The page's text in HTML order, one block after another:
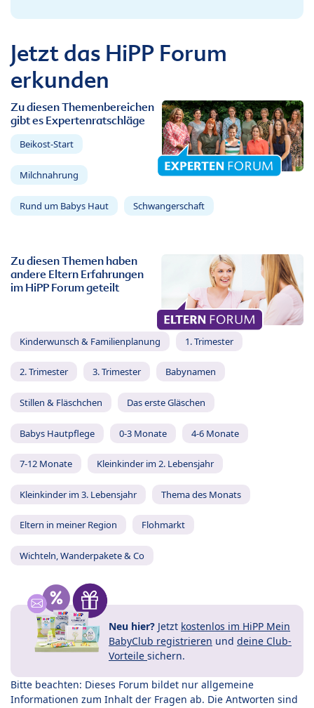
Jetzt das HiPP Forum
erkunden
Zu diesen Themenbereichen
gibt es Expertenratschläge
Beikost-Start
Milchnahrung
Rund um Babys Haut Schwangerschaft
Zu diesen Themen haben
andere Eltern Erfahrungen
im HiPP Forum geteilt
Kinderwunsch & Familienplanung 1. Trimester
2. Trimester 3. Trimester Babynamen
Stillen & Fläschchen Das erste Gläschen
Babys Hautpflege 0-3 Monate 4-6 Monate
7-12 Monate Kleinkinder im 2. Lebensjahr
Kleinkinder im 3. Lebensjahr Thema des Monats
Eltern in meiner Region Flohmarkt
Wichteln, Wanderpakete & Co
Neu hier? Jetzt kostenlos im HiPP Mein
BabyClub registrieren und deine Club-
Vorteile sichern.
Bitte beachten: Dieses Forum bildet nur allgemeine
Informationen zum Inhalt der Fragen ab. Die Antworten sind